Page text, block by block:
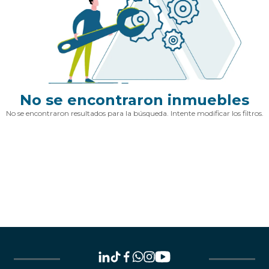
No se encontraron inmuebles
No se encontraron resultados para la búsqueda. Intente modificar los filtros.